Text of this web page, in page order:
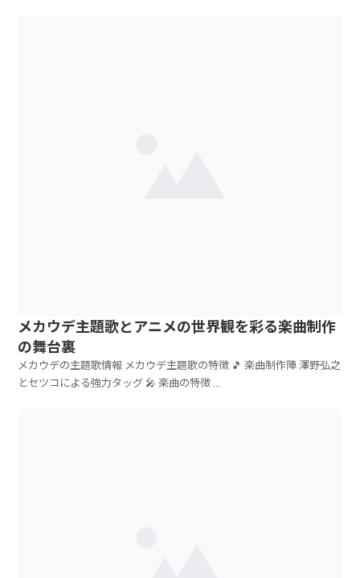
メカウデ主題歌とアニメの世界観を彩る楽曲制作
の舞台裏
メカウデの主題歌情報 メカウデ主題歌の特徴 🎵 楽曲制作陣 澤野弘之
とセツコによる強力タッグ 🎤 楽曲の特徴 ...